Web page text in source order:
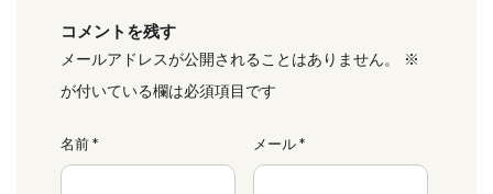
コメントを残す
メールアドレスが公開されることはありません。
※
が付いている欄は必須項目です
名前* メール*